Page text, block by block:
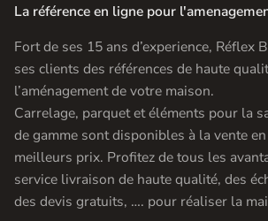
La référence en ligne pour
Fort de ses 15 ans d’experience, Réflex
ses clients des références de haute
l’aménagement de votre maison.
Carrelage, parquet et éléments pour la
de gamme sont disponibles à la vente
meilleurs prix. Profitez de tous les
service livraison de haute qualité, des
des devis gratuits, …. pour réaliser la